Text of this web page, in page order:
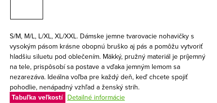
S/M, M/L, L/XL, XL/XXL. Dámske jemne tvarovacie nohavičky s
vysokým pásom krásne obopnú bruško aj pás a pomôžu vytvoriť
hladšiu siluetu pod oblečením. Mäkký, pružný materiál je príjemný
na tele, prispôsobí sa postave a vďaka jemným lemom sa
nezarezáva. Ideálna voľba pre každý deň, keď chcete spojiť
pohodlie, nenápadný vzhľad a ženský strih.
Tabuľka veľkostí Detailné informácie